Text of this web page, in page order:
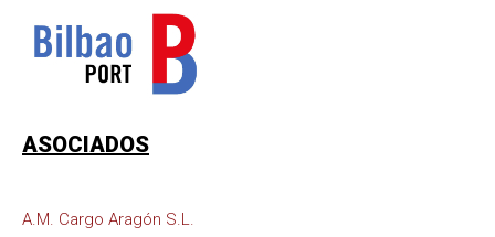
ASOCIADOS
A.M. Cargo Aragón S.L.